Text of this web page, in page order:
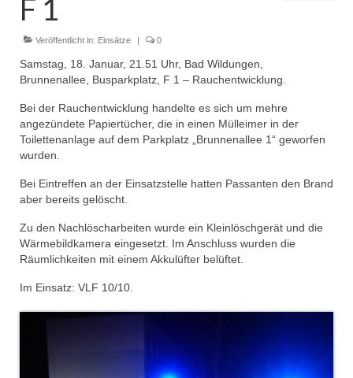
Einsätze
Einsatzstichworte
Jugendfeuerwehr
Infos
Gründung Jugendfeuerwehr 1996
25-jähriges Jubiläum Jugendfeuerwehr 2021
Kreiszeltlager 2023
F 1
Veröffentlicht in: Einsätze | 0
Samstag, 18. Januar, 21.51 Uhr, Bad Wildungen,
Brunnenallee, Busparkplatz, F 1 – Rauchentwicklung.
Bei der Rauchentwicklung handelte es sich um mehre
angezündete Papiertücher, die in einen Mülleimer in der
Toilettenanlage auf dem Parkplatz „Brunnenallee 1“ geworfen
wurden.
Bei Eintreffen an der Einsatzstelle hatten Passanten den Brand
aber bereits gelöscht.
Zu den Nachlöscharbeiten wurde ein Kleinlöschgerät und die
Wärmebildkamera eingesetzt. Im Anschluss wurden die
Räumlichkeiten mit einem Akkulüfter belüftet.
Im Einsatz: VLF 10/10.